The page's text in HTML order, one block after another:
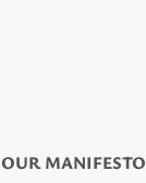
OUR MANIFESTO